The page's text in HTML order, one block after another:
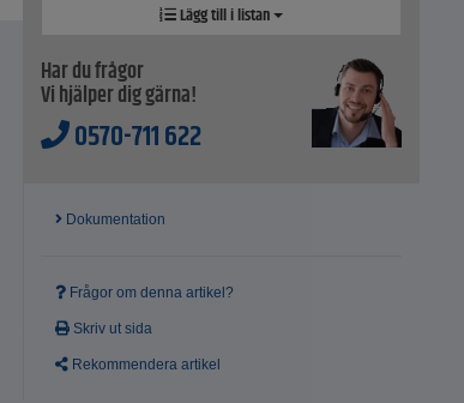
Lägg till i listan
Har du frågor
Vi hjälper dig gärna!
0570-711 622
Dokumentation
Frågor om denna artikel?
Skriv ut sida
Rekommendera artikel